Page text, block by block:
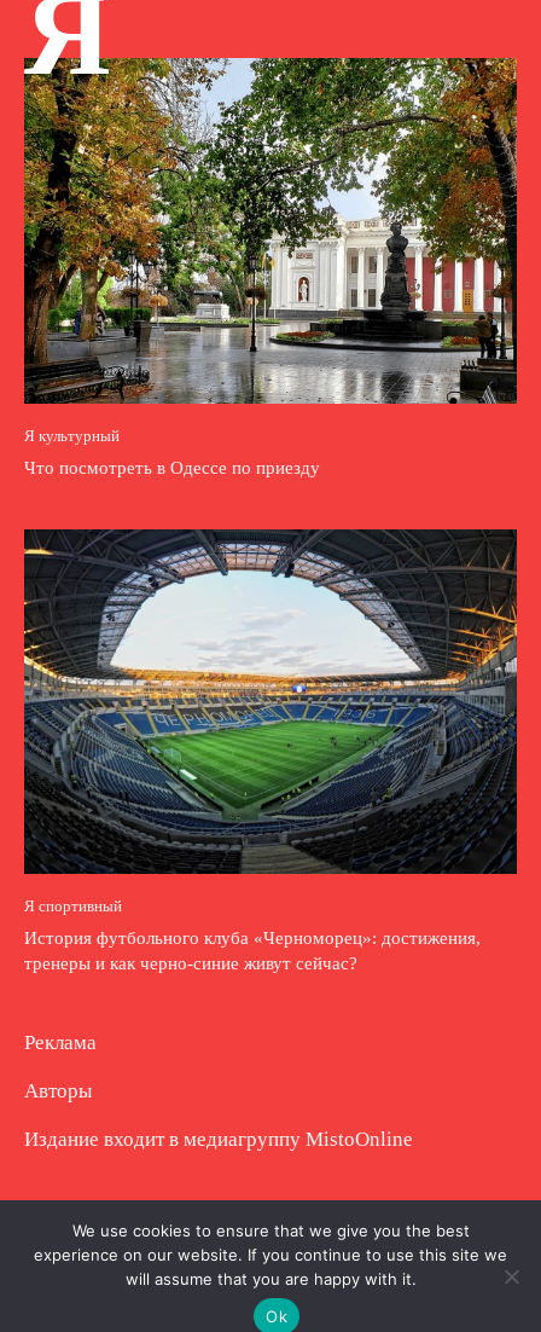
Я
Я культурный
Что посмотреть в Одессе по приезду
Я спортивный
История футбольного клуба «Черноморец»: достижения,
тренеры и как черно-синие живут сейчас?
Реклама
Авторы
Издание входит в медиагруппу MistoOnline
Copyright © Полное использование материала
запрещено. Частично разрешено с гиперссылкой.
We use cookies to ensure that we give you the best
experience on our website. If you continue to use this site we
will assume that you are happy with it.
Ok